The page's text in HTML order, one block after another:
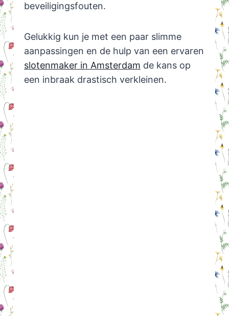
beveiligingsfouten.
Gelukkig kun je met een paar slimme
aanpassingen en de hulp van een ervaren
slotenmaker in Amsterdam de kans op
een inbraak drastisch verkleinen.